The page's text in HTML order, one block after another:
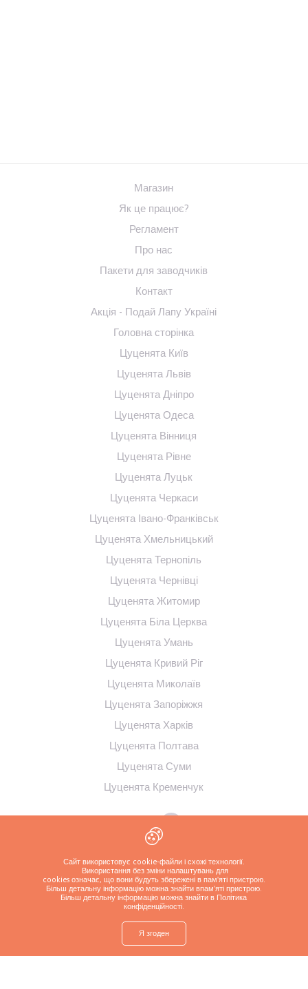
Магазин
Як це працює?
Регламент
Про нас
Пакети для заводчиків
Контакт
Акція - Подай Лапу Україні
Головна сторінка
Цуценята Київ
Цуценята Львів
Цуценята Дніпро
Цуценята Одеса
Цуценята Вінниця
Цуценята Рівне
Цуценята Луцьк
Цуценята Черкаси
Цуценята Івано-Франківськ
Цуценята Хмельницький
Цуценята Тернопіль
Цуценята Чернівці
Цуценята Житомир
Цуценята Біла Церква
Цуценята Умань
Цуценята Кривий Ріг
Цуценята Миколаїв
Цуценята Запоріжжя
Цуценята Харків
Цуценята Полтава
Цуценята Суми
Цуценята Кременчук
Політика конфіденційності
Запитайте про
цуценя
Сайт використовує cookie-файли і схожі технології.
Використання без зміни налаштувань для
cookies означає, що вони будуть збережені в пам'яті пристрою.
Більш детальну інформацію можна знайти впам'яті пристрою.
Більш детальну інформацію можна знайти в Політика
конфіденційності.
Я згоден